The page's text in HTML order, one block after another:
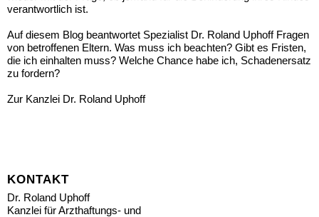
verantwortlich ist.
Auf diesem Blog beantwortet Spezialist Dr. Roland Uphoff Fragen
von betroffenen Eltern. Was muss ich beachten? Gibt es Fristen,
die ich einhalten muss? Welche Chance habe ich, Schadenersatz
zu fordern?
Zur Kanzlei Dr. Roland Uphoff
KONTAKT
Dr. Roland Uphoff
Kanzlei für Arzthaftungs- und